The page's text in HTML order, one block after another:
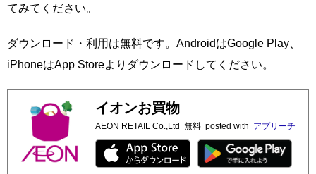
てみてください。
ダウンロード・利用は無料です。AndroidはGoogle Play、
iPhoneはApp Storeよりダウンロードしてください。
イオンお買物
AEON RETAIL Co.,Ltd 無料 posted with アプリーチ